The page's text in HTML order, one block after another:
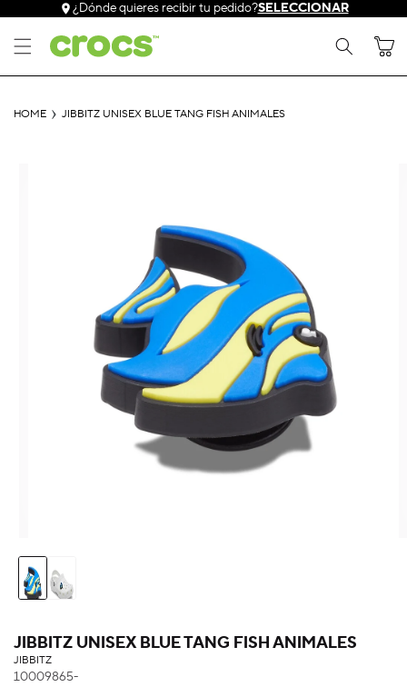
directamente
al contenido
¿Dónde quieres recibir tu pedido?SELECCIONAR
Carrito
HOME JIBBITZ UNISEX BLUE TANG FISH ANIMALES
JIBBITZ UNISEX BLUE TANG FISH ANIMALES
JIBBITZ
10009865-